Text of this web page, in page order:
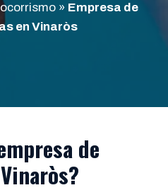
» Empresa de
en Vinaròs
de